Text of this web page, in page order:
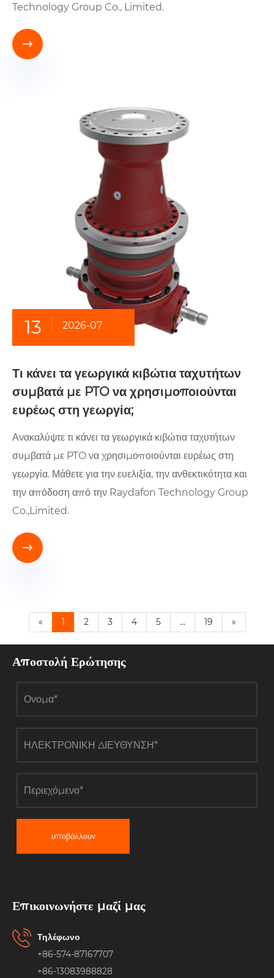
Technology Group Co., Limited.

13 2026-07
Τι κάνει τα γεωργικά κιβώτια ταχυτήτων
συμβατά με PTO να χρησιμοποιούνται
ευρέως στη γεωργία;
Ανακαλύψτε τι κάνει τα γεωργικά κιβώτια ταχυτήτων
συμβατά με PTO να χρησιμοποιούνται ευρέως στη
γεωργία. Μάθετε για την ευελιξία, την ανθεκτικότητα και
την απόδοση από την Raydafon Technology Group
Co.,Limited.

« 1 2 3 4 5 ... 19 »
Αποστολή Ερώτησης
υποβάλλουν
Επικοινωνήστε μαζί μας
Τηλέφωνο
+86-574-87167707
+86-13083988828